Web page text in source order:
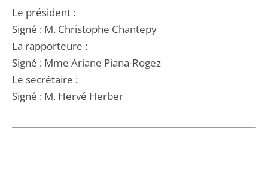
Le président :
Signé : M. Christophe Chantepy
La rapporteure :
Signé : Mme Ariane Piana-Rogez
Le secrétaire :
Signé : M. Hervé Herber